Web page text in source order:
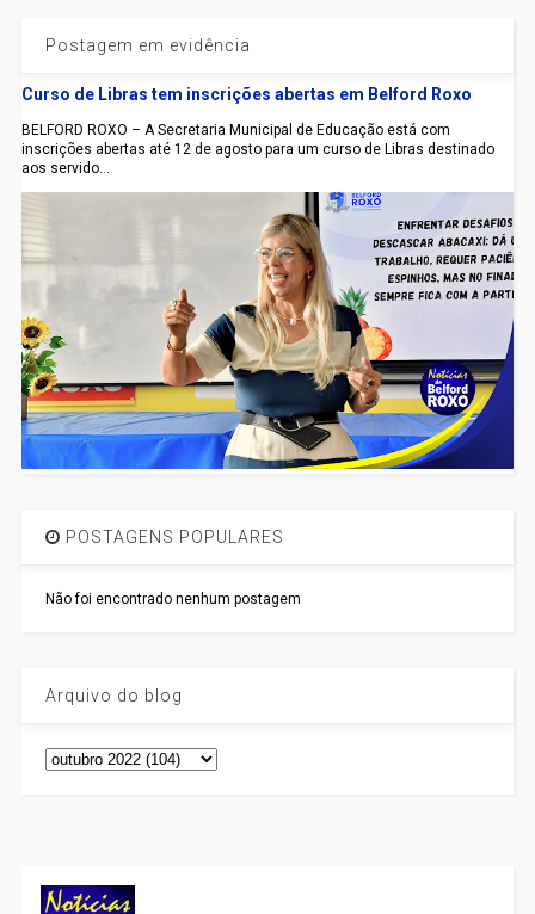
Postagem em evidência
Curso de Libras tem inscrições abertas em Belford Roxo
BELFORD ROXO – A Secretaria Municipal de Educação está com
inscrições abertas até 12 de agosto para um curso de Libras destinado
aos servido...
POSTAGENS POPULARES
Não foi encontrado nenhum postagem
Arquivo do blog